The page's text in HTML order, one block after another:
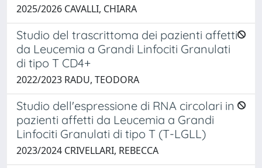
2025/2026 CAVALLI, CHIARA
Studio del trascrittoma dei pazienti affetti
da Leucemia a Grandi Linfociti Granulati
di tipo T CD4+
2022/2023 RADU, TEODORA
Studio dell'espressione di RNA circolari in
pazienti affetti da Leucemia a Grandi
Linfociti Granulati di tipo T (T-LGLL)
2023/2024 CRIVELLARI, REBECCA